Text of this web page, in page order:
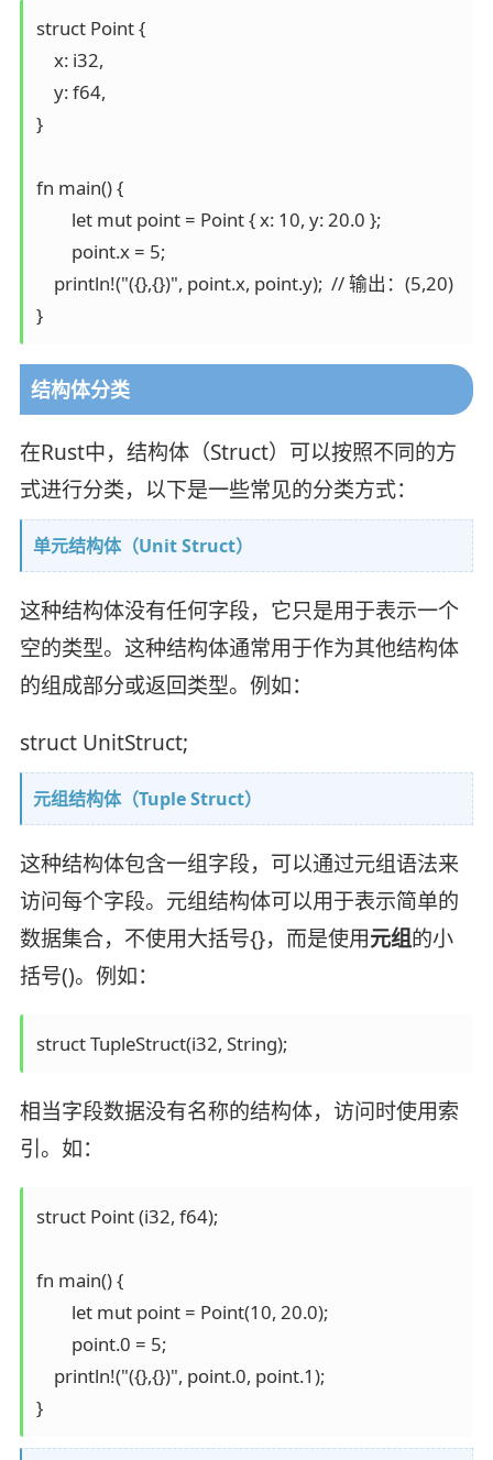
struct Point {
    x: i32,
    y: f64,
}
fn main() {
    println!("({},{})", point.x, point.y);  // 输出：(5,20)
}
结构体分类
在Rust中，结构体（Struct）可以按照不同的方
式进行分类，以下是一些常见的分类方式：
单元结构体（Unit Struct）
这种结构体没有任何字段，它只是用于表示一个
空的类型。这种结构体通常用于作为其他结构体
的组成部分或返回类型。例如：
struct UnitStruct;
元组结构体（Tuple Struct）
这种结构体包含一组字段，可以通过元组语法来
访问每个字段。元组结构体可以用于表示简单的
数据集合，不使用大括号{}，而是使用元组的小
括号()。例如：
struct TupleStruct(i32, String);
相当字段数据没有名称的结构体，访问时使用索
引。如：
struct Point (i32, f64);
fn main() {
    println!("({},{})", point.0, point.1);
}